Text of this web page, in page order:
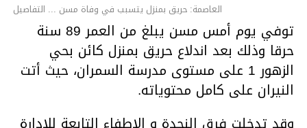
العاصمة: حريق بمنزل يتسبب في وفاة مسن ... التفاصيل
توفي يوم أمس مسن يبلغ من العمر 89 سنة
حرقا وذلك بعد اندلاع حريق بمنزل كائن بحي
الزهور 1 على مستوى مدرسة السمران، حيث أتت
النيران على كامل محتوياته.